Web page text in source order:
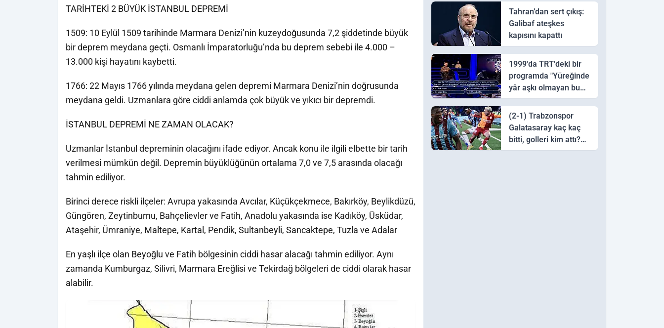
TARİHTEKİ 2 BÜYÜK İSTANBUL DEPREMİ
1509: 10 Eylül 1509 tarihinde Marmara Denizi’nin kuzeydoğusunda 7,2 şiddetinde büyük
bir deprem meydana geçti. Osmanlı İmparatorluğu’nda bu deprem sebebi ile 4.000 –
13.000 kişi hayatını kaybetti.
1766: 22 Mayıs 1766 yılında meydana gelen depremi Marmara Denizi’nin doğrusunda
meydana geldi. Uzmanlara göre ciddi anlamda çok büyük ve yıkıcı bir depremdi.
İSTANBUL DEPREMİ NE ZAMAN OLACAK?
Uzmanlar İstanbul depreminin olacağını ifade ediyor. Ancak konu ile ilgili elbette bir tarih
verilmesi mümkün değil. Depremin büyüklüğünün ortalama 7,0 ve 7,5 arasında olacağı
tahmin ediliyor.
Birinci derece riskli ilçeler: Avrupa yakasında Avcılar, Küçükçekmece, Bakırköy, Beylikdüzü,
Güngören, Zeytinburnu, Bahçelievler ve Fatih, Anadolu yakasında ise Kadıköy, Üsküdar,
Ataşehir, Ümraniye, Maltepe, Kartal, Pendik, Sultanbeyli, Sancaktepe, Tuzla ve Adalar
En yaşlı ilçe olan Beyoğlu ve Fatih bölgesinin ciddi hasar alacağı tahmin ediliyor. Aynı
zamanda Kumburgaz, Silivri, Marmara Ereğlisi ve Tekirdağ bölgeleri de ciddi olarak hasar
alabilir.
Tahran’dan sert çıkış:
Galibaf ateşkes
kapısını kapattı
1999'da TRT'deki bir
programda "Yüreğinde
yâr aşkı olmayan bu
sazı çalarsa tingirdatır"
sözünü söyleyen halk
ozanı hangisidir?
(2-1) Trabzonspor
Galatasaray kaç kaç
bitti, golleri kim attı?
Trabzonspor